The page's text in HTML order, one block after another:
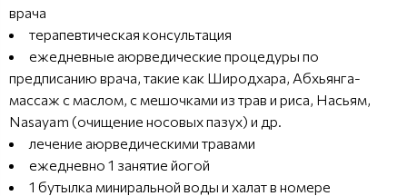
врача
терапевтическая консультация
ежедневные аюрведические процедуры по
предписанию врача, такие как Широдхара, Абхьянга-
массаж с маслом, с мешочками из трав и риса, Насьям,
Nasayam (очищение носовых пазух) и др.
лечение аюрведическими травами
ежедневно 1 занятие йогой
1 бутылка миниральной воды и халат в номере